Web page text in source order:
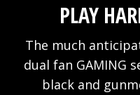
PLAY
The much
dual fan GAMING
black and